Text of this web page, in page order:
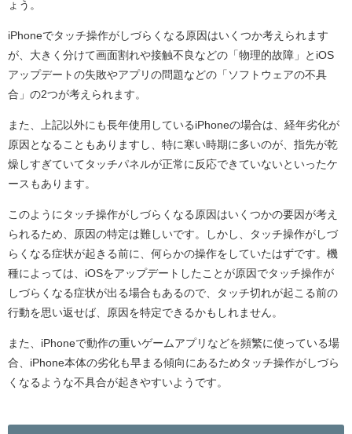
ょう。
iPhoneでタッチ操作がしづらくなる原因はいくつか考えられます
が、大きく分けて画面割れや接触不良などの「物理的故障」とiOS
アップデートの失敗やアプリの問題などの「ソフトウェアの不具
合」の2つが考えられます。
また、上記以外にも長年使用しているiPhoneの場合は、経年劣化が
原因となることもありますし、特に寒い時期に多いのが、指先が乾
燥しすぎていてタッチパネルが正常に反応できていないといったケ
ースもあります。
このようにタッチ操作がしづらくなる原因はいくつかの要因が考え
られるため、原因の特定は難しいです。しかし、タッチ操作がしづ
らくなる症状が起きる前に、何らかの操作をしていたはずです。機
種によっては、iOSをアップデートしたことが原因でタッチ操作が
しづらくなる症状が出る場合もあるので、タッチ切れが起こる前の
行動を思い返せば、原因を特定できるかもしれません。
また、iPhoneで動作の重いゲームアプリなどを頻繁に使っている場
合、iPhone本体の劣化も早まる傾向にあるためタッチ操作がしづら
くなるような不具合が起きやすいようです。